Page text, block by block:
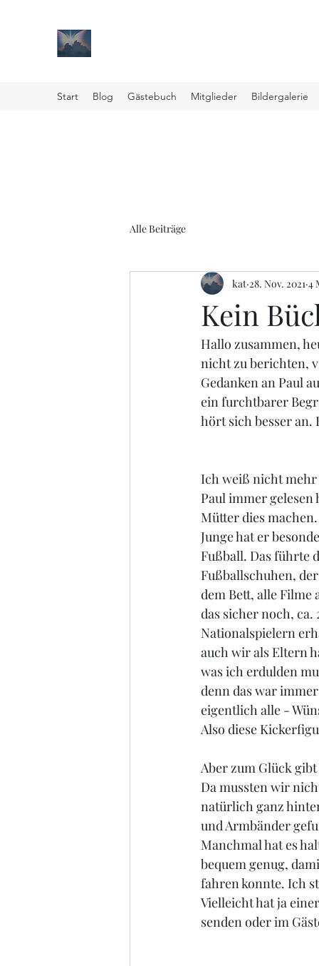
Start Blog Gästebuch Mitglieder Bildergalerie
Alle Beiträge
Kein
kat 28. Nov. 2021 4
Hallo zusammen,
nicht zu berichten,
Gedanken an Paul
ein furchtbarer
hört sich besser an.
Ich weiß nicht mehr
Paul immer
Mütter dies
Junge hat er
Fußball. Das führte
Fußballschuhen,
dem Bett, alle
das sicher noch,
Nationalspielern
auch wir als Eltern
was ich erdulden
denn das war
eigentlich alle -
Also diese
Aber zum Glück
Da mussten wir
natürlich ganz
und Armbänder
Manchmal hat es
bequem genug,
fahren konnte. Ich
Vielleicht hat ja
senden oder im